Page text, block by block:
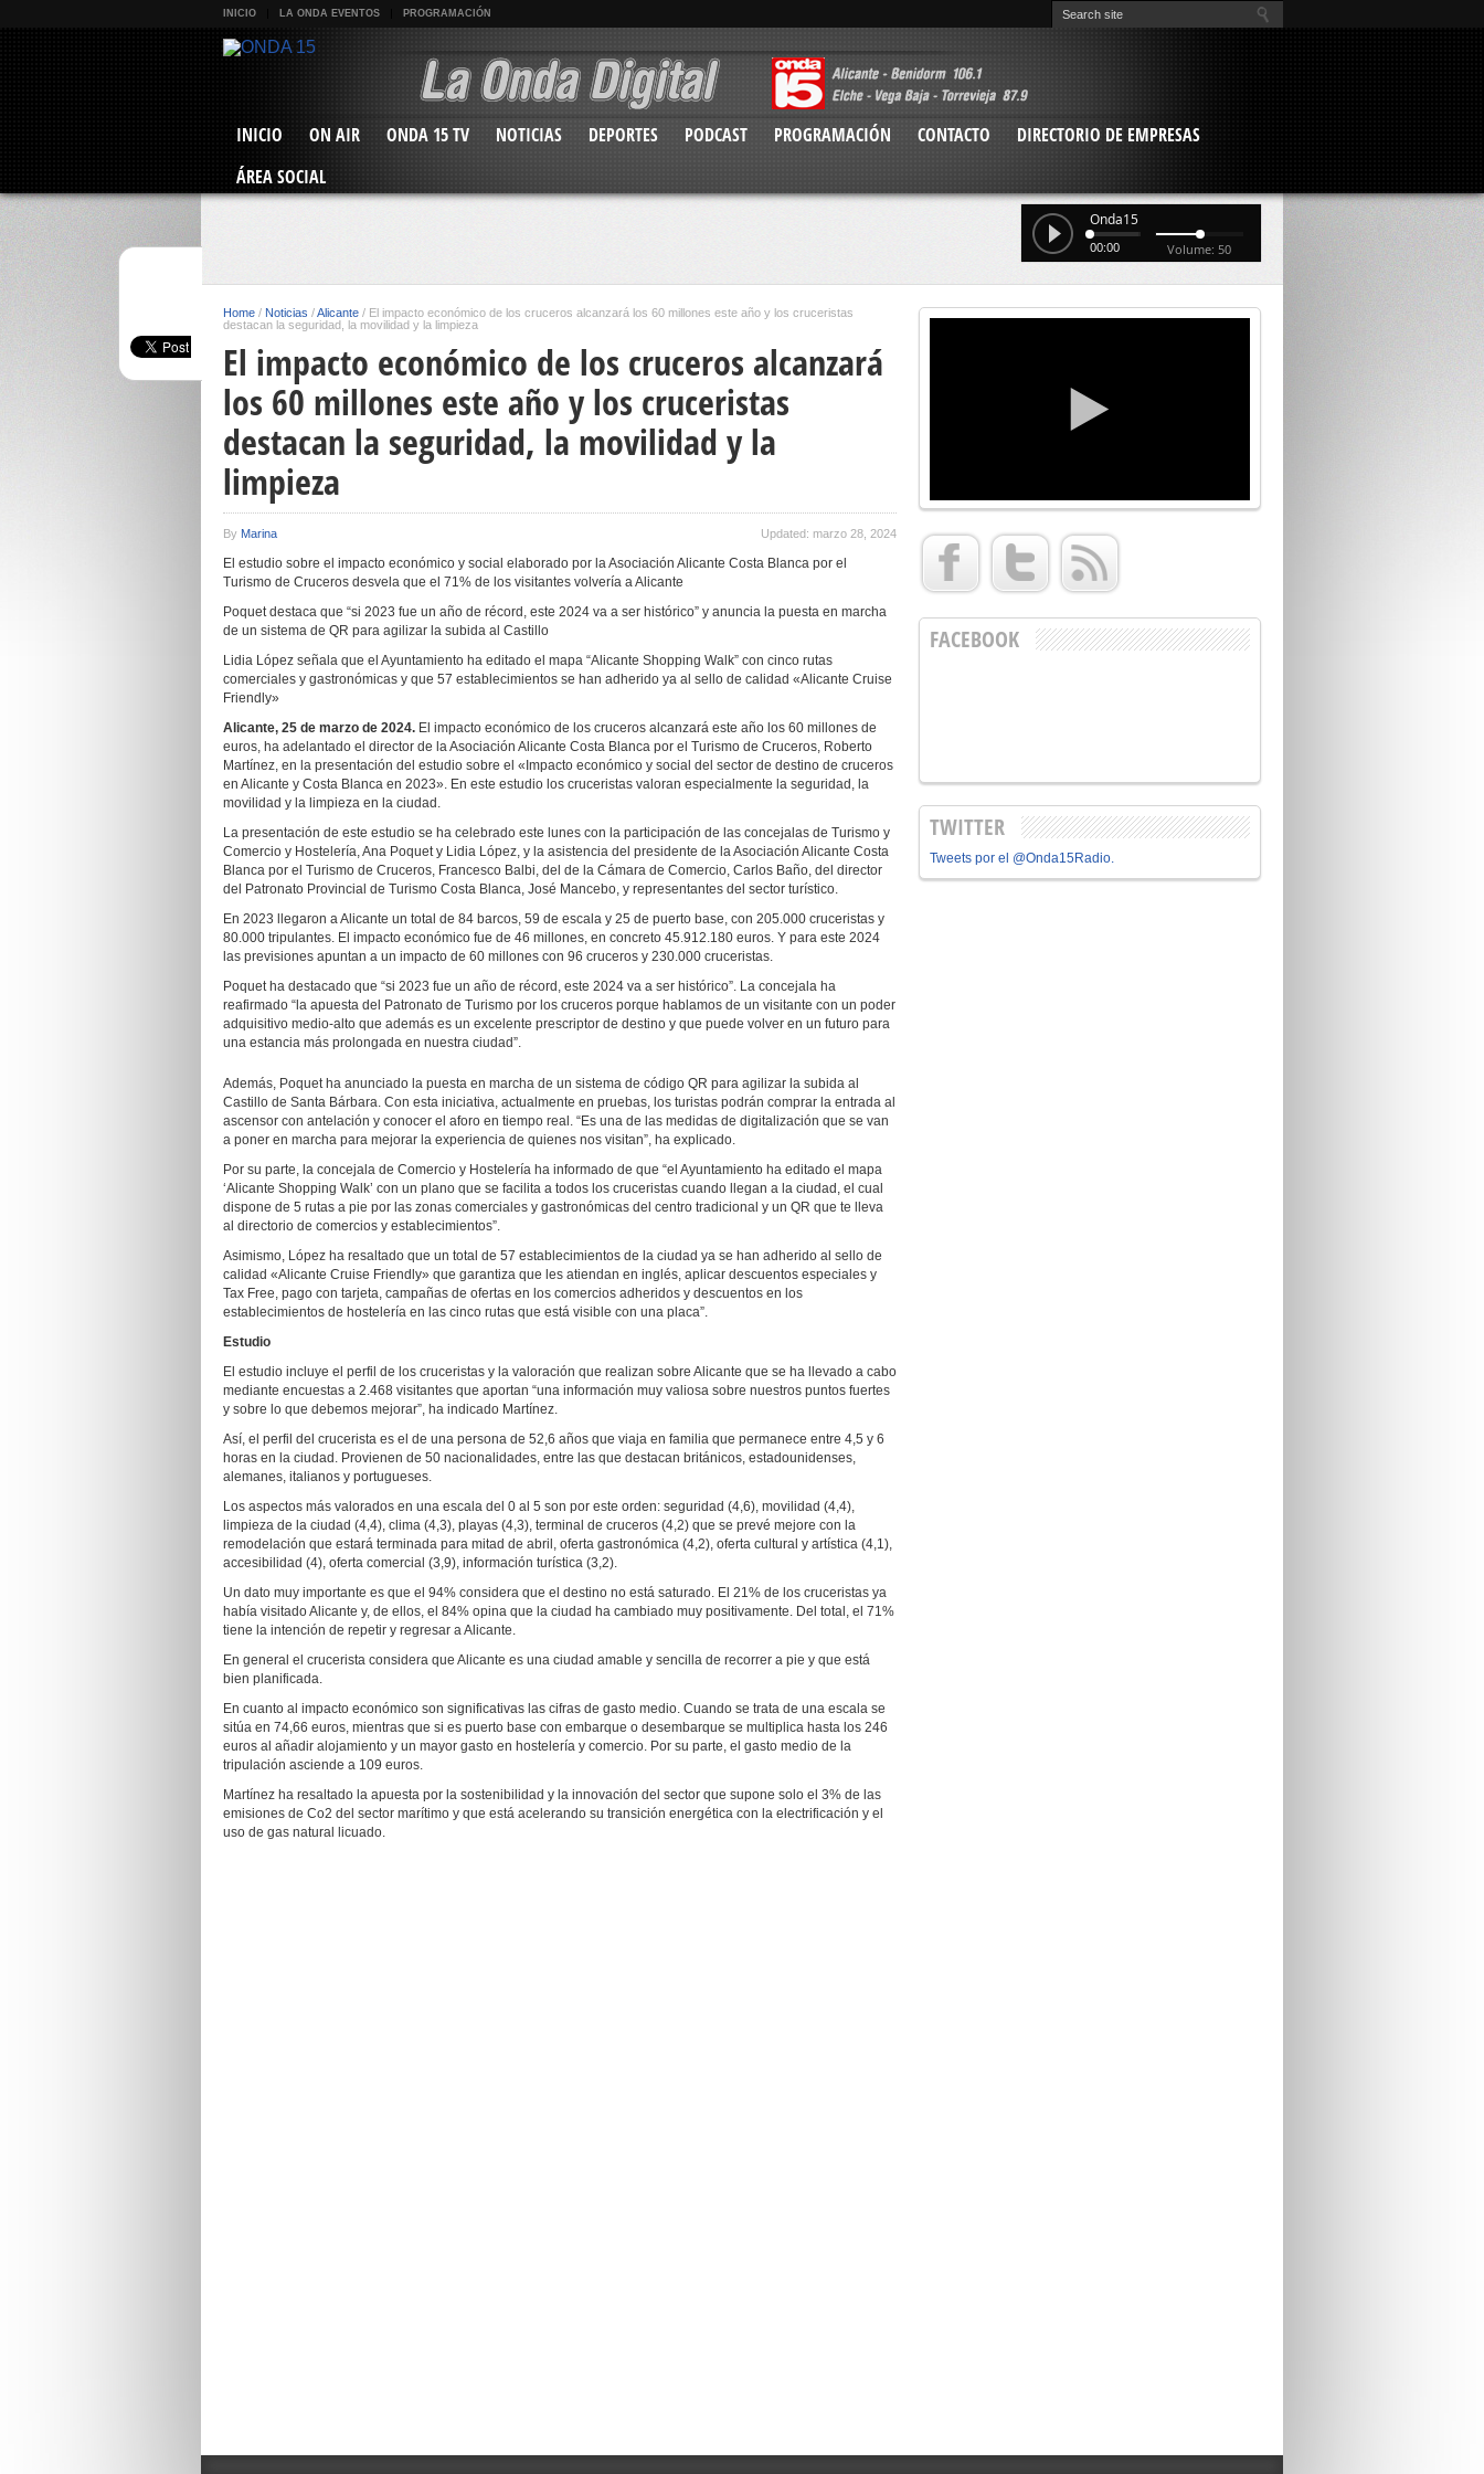
INICIO LA ONDA EVENTOS PROGRAMACIÓN
INICIO ON AIR ONDA 15 TV NOTICIAS DEPORTES PODCAST PROGRAMACIÓN CONTACTO
DIRECTORIO DE EMPRESAS
ÁREA SOCIAL
Onda15
00:00 Volume: 50
Home / Noticias /Alicante / El impacto económico de los cruceros alcanzará los 60 millones este año y los cruceristas
destacan la seguridad, la movilidad y la limpieza
El impacto económico de los cruceros alcanzará
los 60 millones este año y los cruceristas
destacan la seguridad, la movilidad y la
limpieza
By Marina Updated: marzo 28, 2024
El estudio sobre el impacto económico y social elaborado por la Asociación Alicante Costa Blanca por el
Turismo de Cruceros desvela que el 71% de los visitantes volvería a Alicante
Poquet destaca que “si 2023 fue un año de récord, este 2024 va a ser histórico” y anuncia la puesta en marcha
de un sistema de QR para agilizar la subida al Castillo
Lidia López señala que el Ayuntamiento ha editado el mapa “Alicante Shopping Walk” con cinco rutas
comerciales y gastronómicas y que 57 establecimientos se han adherido ya al sello de calidad «Alicante Cruise
Friendly»
Alicante, 25 de marzo de 2024. El impacto económico de los cruceros alcanzará este año los 60 millones de
euros, ha adelantado el director de la Asociación Alicante Costa Blanca por el Turismo de Cruceros, Roberto
Martínez, en la presentación del estudio sobre el «Impacto económico y social del sector de destino de cruceros
en Alicante y Costa Blanca en 2023». En este estudio los cruceristas valoran especialmente la seguridad, la
movilidad y la limpieza en la ciudad.
La presentación de este estudio se ha celebrado este lunes con la participación de las concejalas de Turismo y
Comercio y Hostelería, Ana Poquet y Lidia López, y la asistencia del presidente de la Asociación Alicante Costa
Blanca por el Turismo de Cruceros, Francesco Balbi, del de la Cámara de Comercio, Carlos Baño, del director
del Patronato Provincial de Turismo Costa Blanca, José Mancebo, y representantes del sector turístico.
En 2023 llegaron a Alicante un total de 84 barcos, 59 de escala y 25 de puerto base, con 205.000 cruceristas y
80.000 tripulantes. El impacto económico fue de 46 millones, en concreto 45.912.180 euros. Y para este 2024
las previsiones apuntan a un impacto de 60 millones con 96 cruceros y 230.000 cruceristas.
Poquet ha destacado que “si 2023 fue un año de récord, este 2024 va a ser histórico”. La concejala ha
reafirmado “la apuesta del Patronato de Turismo por los cruceros porque hablamos de un visitante con un poder
adquisitivo medio-alto que además es un excelente prescriptor de destino y que puede volver en un futuro para
una estancia más prolongada en nuestra ciudad”.
Además, Poquet ha anunciado la puesta en marcha de un sistema de código QR para agilizar la subida al
Castillo de Santa Bárbara. Con esta iniciativa, actualmente en pruebas, los turistas podrán comprar la entrada al
ascensor con antelación y conocer el aforo en tiempo real. “Es una de las medidas de digitalización que se van
a poner en marcha para mejorar la experiencia de quienes nos visitan”, ha explicado.
Por su parte, la concejala de Comercio y Hostelería ha informado de que “el Ayuntamiento ha editado el mapa
‘Alicante Shopping Walk’ con un plano que se facilita a todos los cruceristas cuando llegan a la ciudad, el cual
dispone de 5 rutas a pie por las zonas comerciales y gastronómicas del centro tradicional y un QR que te lleva
al directorio de comercios y establecimientos”.
Asimismo, López ha resaltado que un total de 57 establecimientos de la ciudad ya se han adherido al sello de
calidad «Alicante Cruise Friendly» que garantiza que les atiendan en inglés, aplicar descuentos especiales y
Tax Free, pago con tarjeta, campañas de ofertas en los comercios adheridos y descuentos en los
establecimientos de hostelería en las cinco rutas que está visible con una placa”.
Estudio
El estudio incluye el perfil de los cruceristas y la valoración que realizan sobre Alicante que se ha llevado a cabo
mediante encuestas a 2.468 visitantes que aportan “una información muy valiosa sobre nuestros puntos fuertes
y sobre lo que debemos mejorar”, ha indicado Martínez.
Así, el perfil del crucerista es el de una persona de 52,6 años que viaja en familia que permanece entre 4,5 y 6
horas en la ciudad. Provienen de 50 nacionalidades, entre las que destacan británicos, estadounidenses,
alemanes, italianos y portugueses.
Los aspectos más valorados en una escala del 0 al 5 son por este orden: seguridad (4,6), movilidad (4,4),
limpieza de la ciudad (4,4), clima (4,3), playas (4,3), terminal de cruceros (4,2) que se prevé mejore con la
remodelación que estará terminada para mitad de abril, oferta gastronómica (4,2), oferta cultural y artística (4,1),
accesibilidad (4), oferta comercial (3,9), información turística (3,2).
Un dato muy importante es que el 94% considera que el destino no está saturado. El 21% de los cruceristas ya
había visitado Alicante y, de ellos, el 84% opina que la ciudad ha cambiado muy positivamente. Del total, el 71%
tiene la intención de repetir y regresar a Alicante.
En general el crucerista considera que Alicante es una ciudad amable y sencilla de recorrer a pie y que está
bien planificada.
En cuanto al impacto económico son significativas las cifras de gasto medio. Cuando se trata de una escala se
sitúa en 74,66 euros, mientras que si es puerto base con embarque o desembarque se multiplica hasta los 246
euros al añadir alojamiento y un mayor gasto en hostelería y comercio. Por su parte, el gasto medio de la
tripulación asciende a 109 euros.
Martínez ha resaltado la apuesta por la sostenibilidad y la innovación del sector que supone solo el 3% de las
emisiones de Co2 del sector marítimo y que está acelerando su transición energética con la electrificación y el
uso de gas natural licuado.
FACEBOOK
TWITTER
Tweets por el @Onda15Radio.